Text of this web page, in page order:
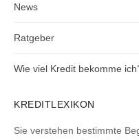
News
Ratgeber
Wie viel Kredit bekomme
KREDITLEXIKON
Sie verstehen bestimmte